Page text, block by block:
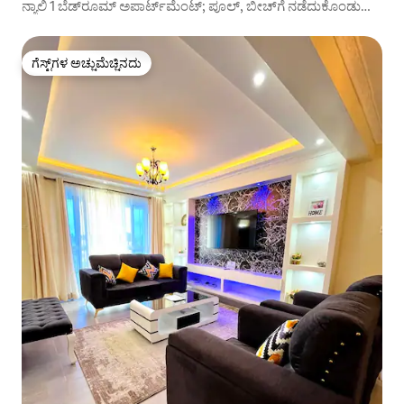
ನ್ಯಾಲಿ 1 ಬೆಡ್‌ರೂಮ್ ಅಪಾರ್ಟ್‌ಮೆಂಟ್; ಪೂಲ್, ಬೀಚ್‌ಗೆ ನಡೆದುಕೊಂಡು
ಗೆಸ್ಟ್‌ಗಳ ಅಚ್ಚುಮೆಚ್ಚಿನದು
ಗೆಸ್ಟ್‌ಗಳ ಅಚ್ಚುಮೆಚ್ಚಿನದು